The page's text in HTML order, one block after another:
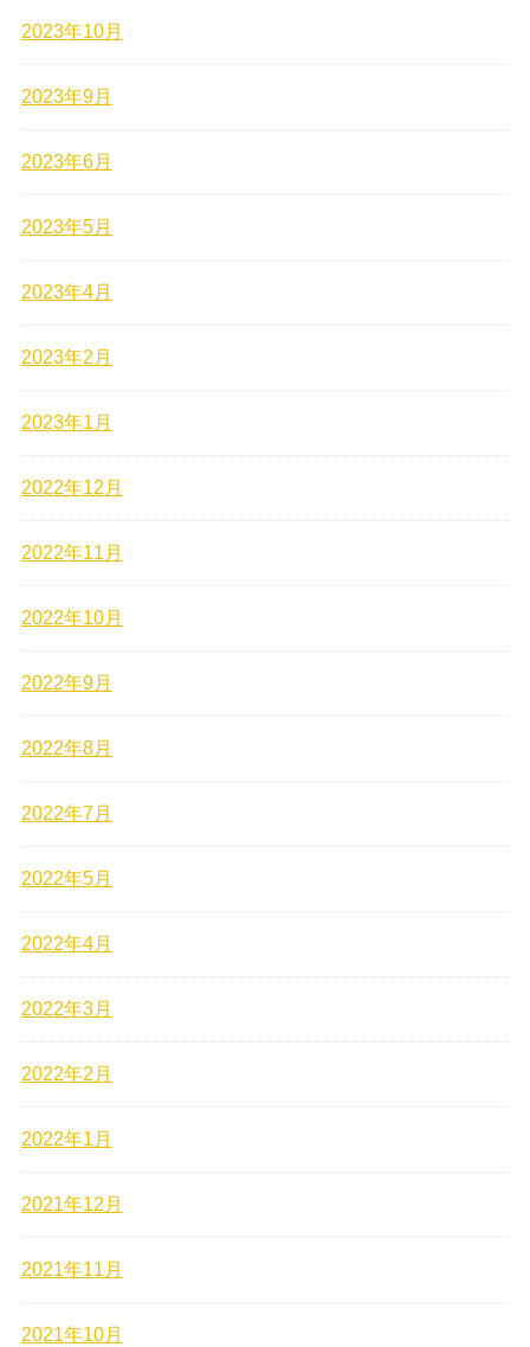
2023年10月
2023年9月
2023年6月
2023年5月
2023年4月
2023年2月
2023年1月
2022年12月
2022年11月
2022年10月
2022年9月
2022年8月
2022年7月
2022年5月
2022年4月
2022年3月
2022年2月
2022年1月
2021年12月
2021年11月
2021年10月